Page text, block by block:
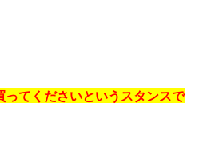
ってくださいというスタンスで